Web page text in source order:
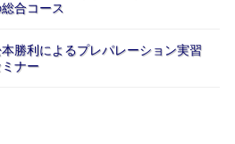
合コース
勝利によるプレパレーション実習
ミナー